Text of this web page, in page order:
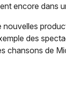
encore dans
nouvelles
des
chansons de